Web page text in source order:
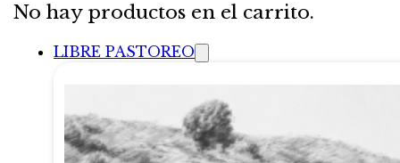
No hay productos en el carrito.
LIBRE PASTOREO